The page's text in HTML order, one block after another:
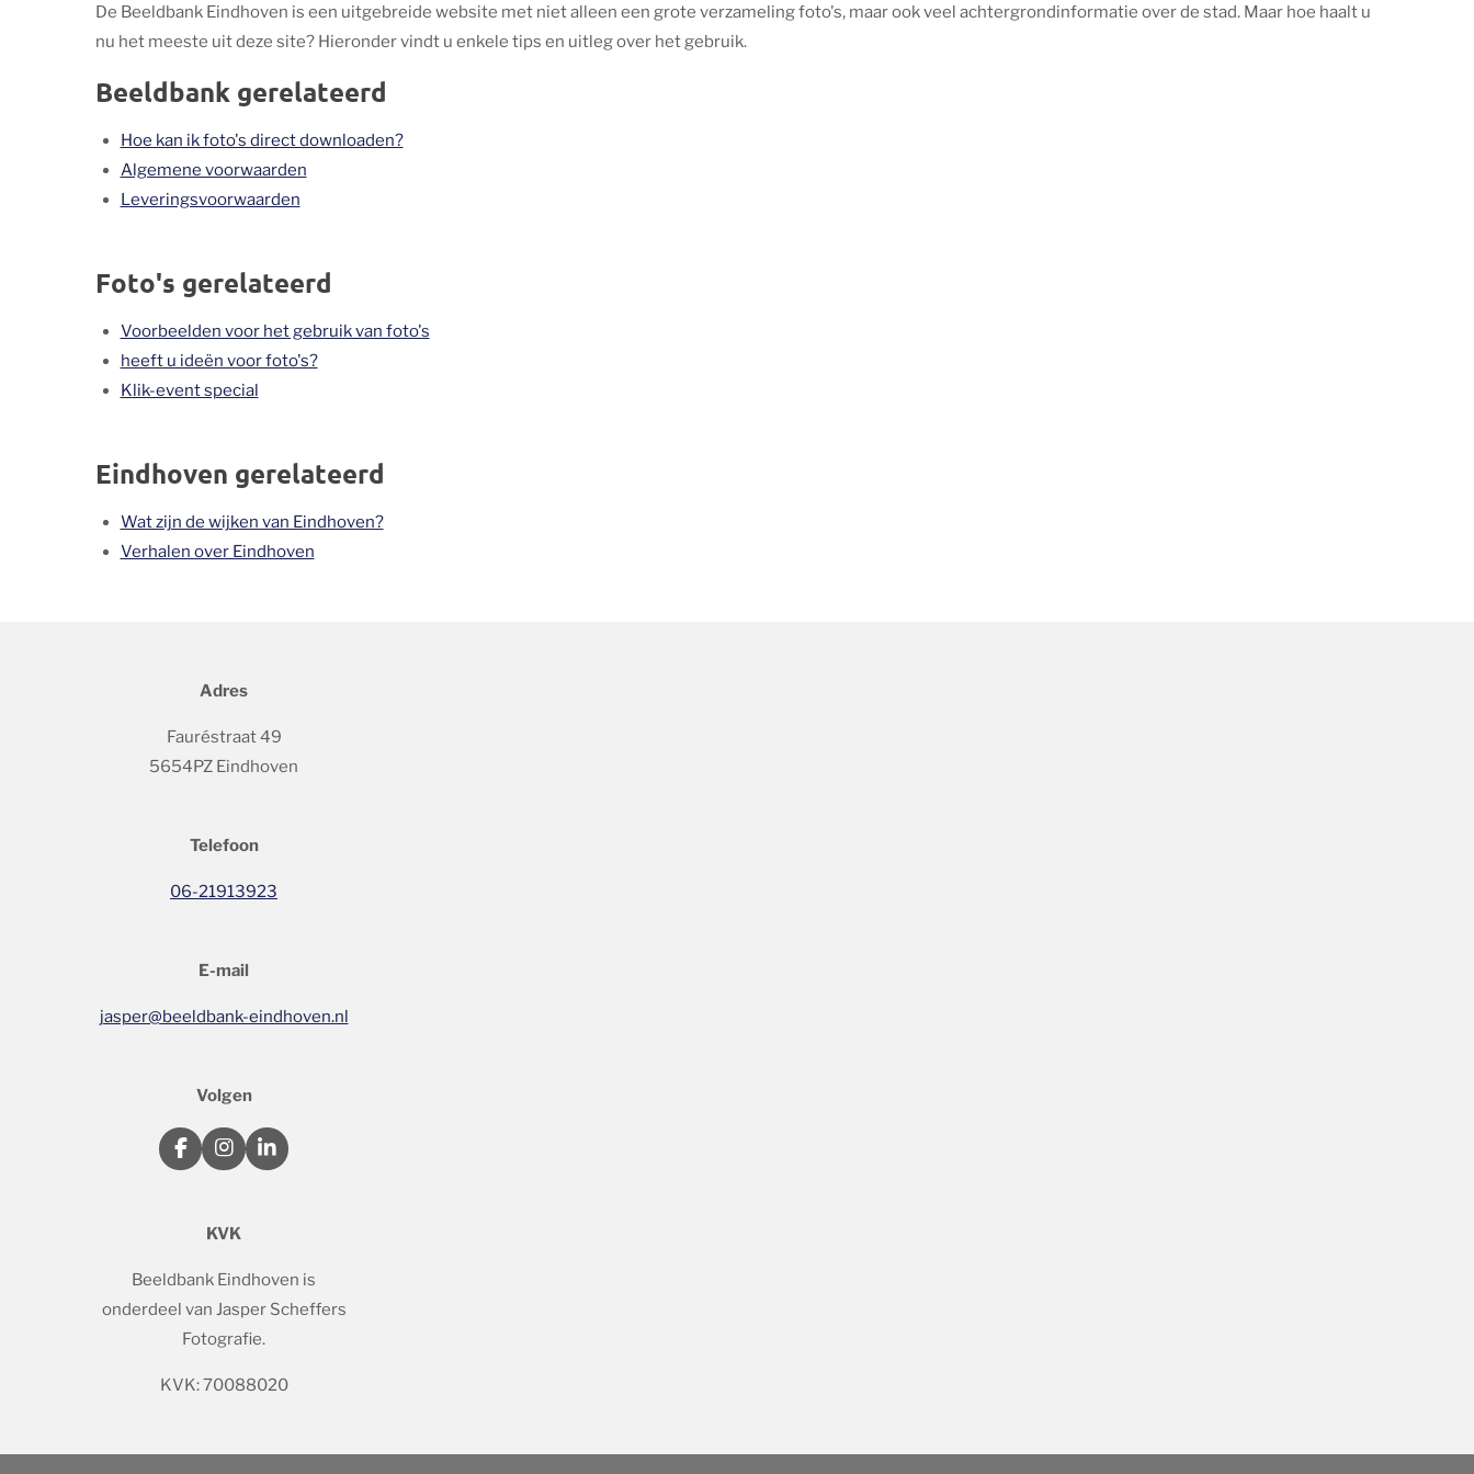
De Beeldbank Eindhoven is een uitgebreide website met niet alleen een grote verzameling foto's, maar ook veel achtergrondinformatie over de stad. Maar hoe haalt u
nu het meeste uit deze site? Hieronder vindt u enkele tips en uitleg over het gebruik.
Beeldbank gerelateerd
Hoe kan ik foto's direct downloaden?
Algemene voorwaarden
Leveringsvoorwaarden
Foto's gerelateerd
Voorbeelden voor het gebruik van foto's
heeft u ideën voor foto's?
Klik-event special
Eindhoven gerelateerd
Wat zijn de wijken van Eindhoven?
Verhalen over Eindhoven
Adres
Fauréstraat 49
5654PZ Eindhoven
Telefoon
06-21913923
E-mail
jasper@beeldbank-eindhoven.nl
Volgen
F
a
o
I
n
a
r
m
L
i
I
KVK
Beeldbank Eindhoven is
onderdeel van Jasper Scheffers
Fotografie.
KVK: 70088020